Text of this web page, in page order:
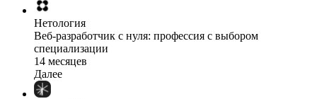
Нетология
Веб-разработчик с нуля: профессия с выбором
специализации
14 месяцев
Далее